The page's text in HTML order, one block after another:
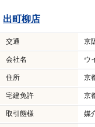
出町柳店
交通 京
会社名 ウ
住所 京
宅建免許 京
取引態様 媒